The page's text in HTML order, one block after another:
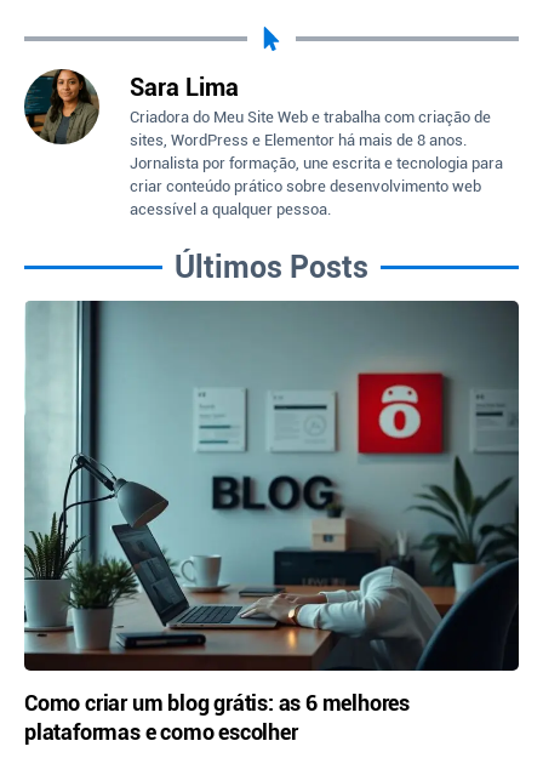
Sara Lima
Criadora do Meu Site Web e trabalha com criação de
sites, WordPress e Elementor há mais de 8 anos.
Jornalista por formação, une escrita e tecnologia para
criar conteúdo prático sobre desenvolvimento web
acessível a qualquer pessoa.
Últimos Posts
Como criar um blog grátis: as 6 melhores
plataformas e como escolher